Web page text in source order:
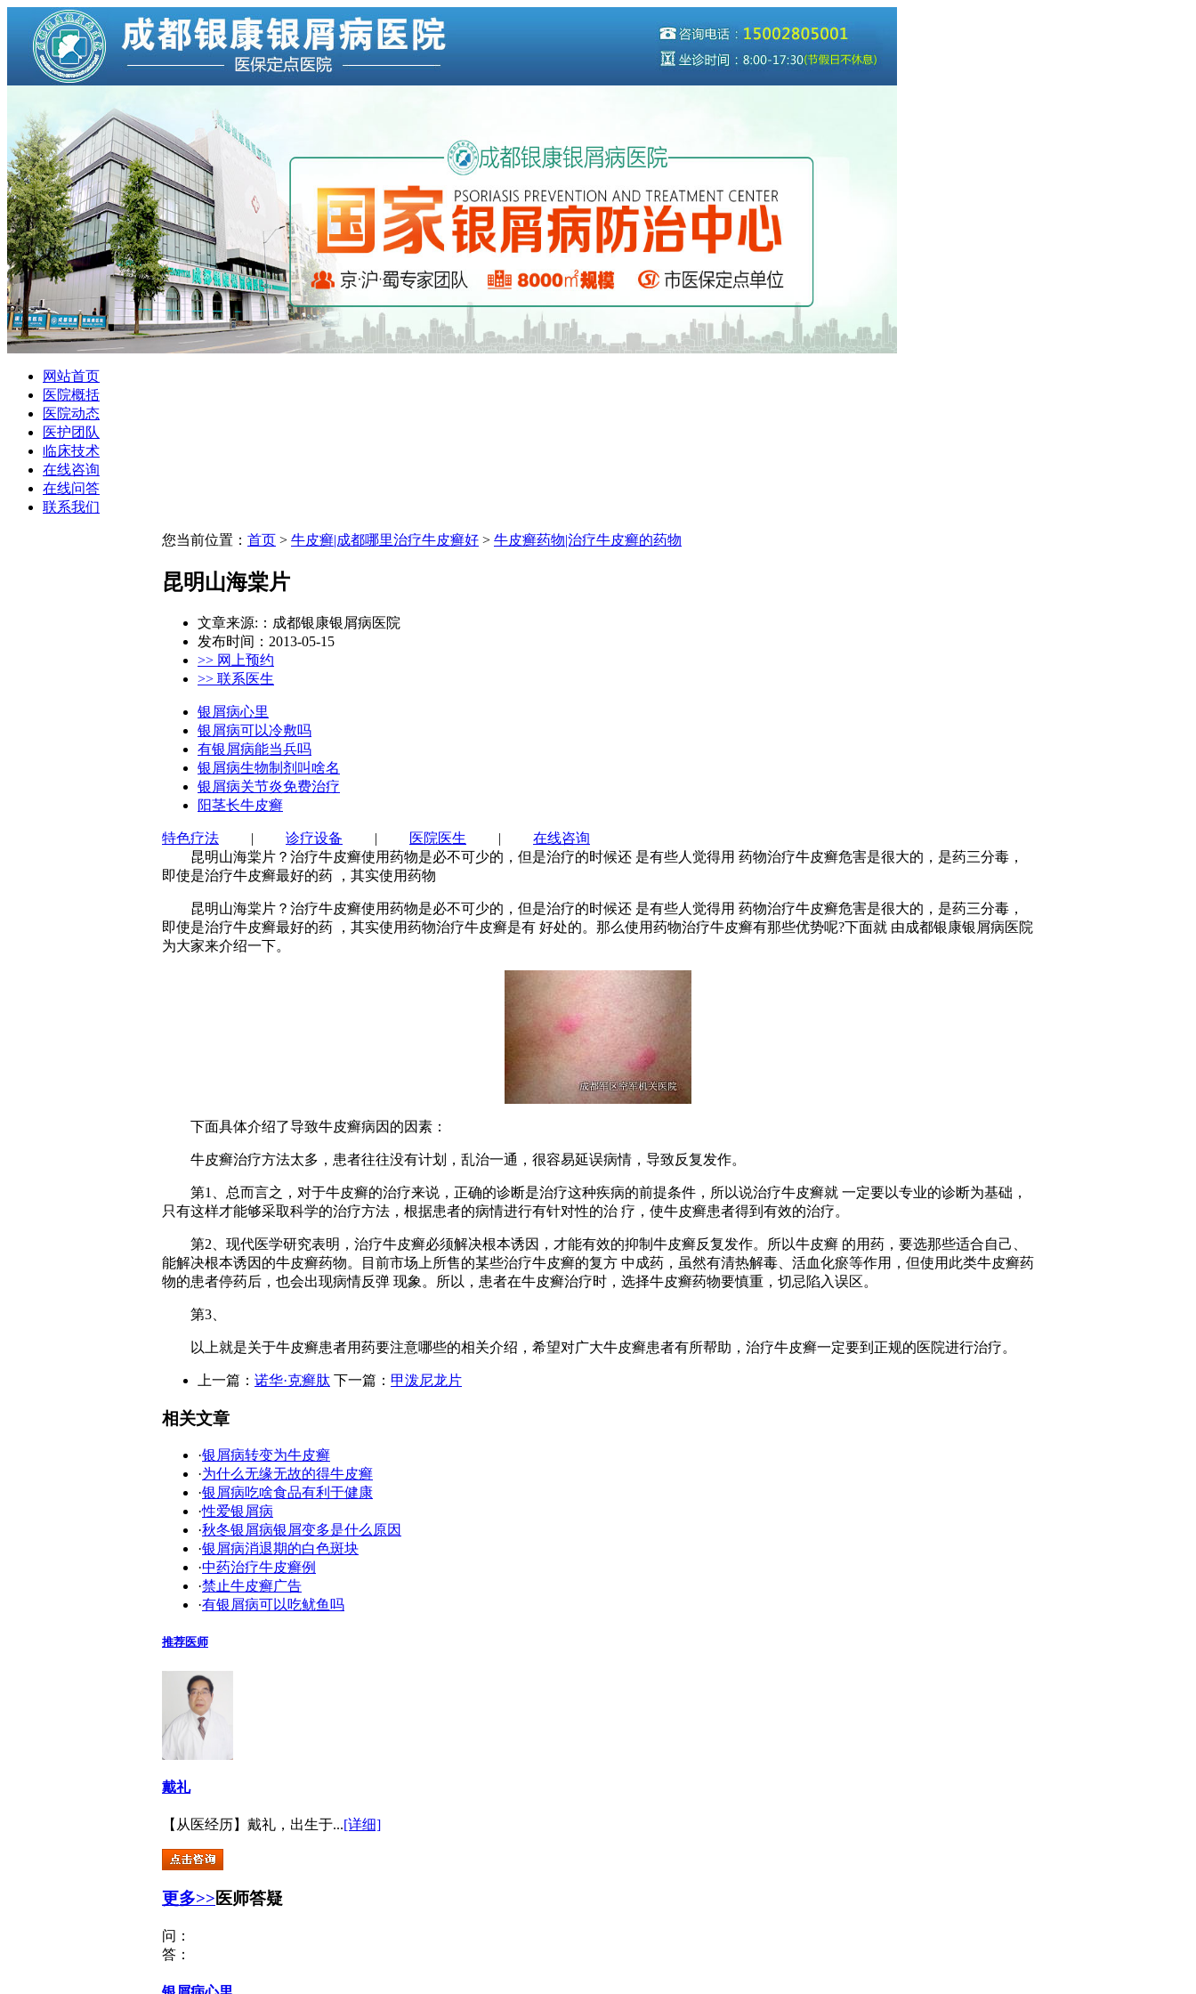
网站首页
医院概括
医院动态
医护团队
临床技术
在线咨询
在线问答
联系我们
您当前位置： 首页 > 牛皮癣|成都哪里治疗牛皮癣好 > 牛皮癣药物|治疗牛皮癣的药物
昆明山海棠片
文章来源:：成都银康银屑病医院
发布时间：2013-05-15
>> 网上预约
>> 联系医生
银屑病心里
银屑病可以冷敷吗
有银屑病能当兵吗
银屑病生物制剂叫啥名
银屑病关节炎免费治疗
阳茎长牛皮癣
特色疗法 | 诊疗设备 | 医院医生 | 在线咨询
昆明山海棠片？治疗牛皮癣使用药物是必不可少的，但是治疗的时候还 是有些人觉得用 药物治疗牛皮癣危害是很大的，是药三分毒，
即使是治疗牛皮癣最好的药 ，其实使用药物
昆明山海棠片？治疗牛皮癣使用药物是必不可少的，但是治疗的时候还 是有些人觉得用 药物治疗牛皮癣危害是很大的，是药三分毒，
即使是治疗牛皮癣最好的药 ，其实使用药物治疗牛皮癣是有 好处的。那么使用药物治疗牛皮癣有那些优势呢?下面就 由成都银康银屑病医院
为大家来介绍一下。
下面具体介绍了导致牛皮癣病因的因素：
牛皮癣治疗方法太多，患者往往没有计划，乱治一通，很容易延误病情，导致反复发作。
第1、总而言之，对于牛皮癣的治疗来说，正确的诊断是治疗这种疾病的前提条件，所以说治疗牛皮癣就 一定要以专业的诊断为基础，
只有这样才能够采取科学的治疗方法，根据患者的病情进行有针对性的治 疗，使牛皮癣患者得到有效的治疗。
第2、现代医学研究表明，治疗牛皮癣必须解决根本诱因，才能有效的抑制牛皮癣反复发作。所以牛皮癣 的用药，要选那些适合自己、
能解决根本诱因的牛皮癣药物。目前市场上所售的某些治疗牛皮癣的复方 中成药，虽然有清热解毒、活血化瘀等作用，但使用此类牛皮癣药
物的患者停药后，也会出现病情反弹 现象。所以，患者在牛皮癣治疗时，选择牛皮癣药物要慎重，切忌陷入误区。
第3、
以上就是关于牛皮癣患者用药要注意哪些的相关介绍，希望对广大牛皮癣患者有所帮助，治疗牛皮癣一定要到正规的医院进行治疗。
上一篇： 诺华·克癣肽 下一篇： 甲泼尼龙片
相关文章
·银屑病转变为牛皮癣
·为什么无缘无故的得牛皮癣
·银屑病吃啥食品有利于健康
·性爱银屑病
·秋冬银屑病银屑变多是什么原因
·银屑病消退期的白色斑块
·中药治疗牛皮癣例
·禁止牛皮癣广告
·有银屑病可以吃鱿鱼吗
推荐医师
戴礼
【从医经历】戴礼，出生于...[详细]
更多>>医师答疑
问：
答：